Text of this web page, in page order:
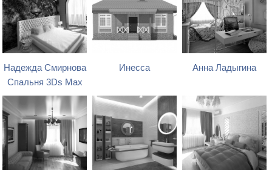
Надежда Смирнова
Спальня 3Ds Max
Инесса Анна Ладыгина